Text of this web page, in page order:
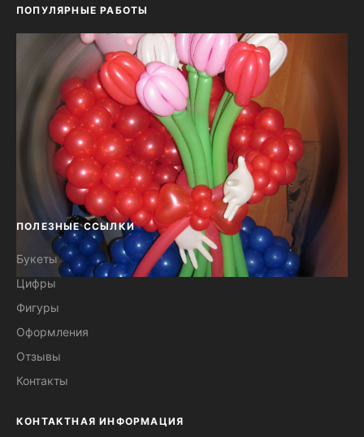
ПОПУЛЯРНЫЕ РАБОТЫ
Фигура Человек с букетом из
шаров №32
ПОЛЕЗНЫЕ ССЫЛКИ
Букеты
Цифры
Фигуры
Оформления
Отзывы
Контакты
КОНТАКТНАЯ ИНФОРМАЦИЯ